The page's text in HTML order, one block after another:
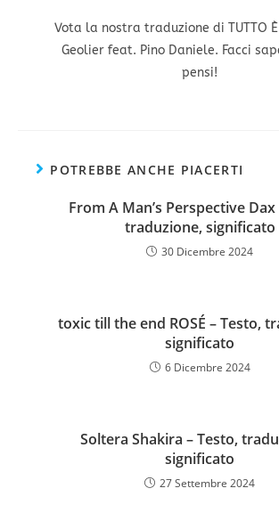
Vota la nostra traduzione di TUTTO È
Geolier feat. Pino Daniele. Facci
pensi!
POTREBBE ANCHE PIACERTI
From A Man’s Perspective Dax
traduzione, significato
30 Dicembre 2024
toxic till the end ROSÉ – Testo,
significato
6 Dicembre 2024
Soltera Shakira – Testo,
significato
27 Settembre 2024